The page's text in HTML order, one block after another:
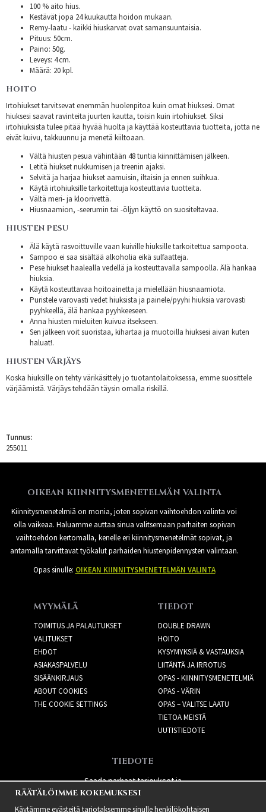
100 % aito hius.
Kestävät jopa 24 kuukautta hoidon mukaan.
Remy-laatu - kaikki hiuskarvat ovat samansuuntaisia.
Pituus: 50cm.
Paino: 50g.
Leveys: 4 cm.
Määrä: 20 kpl.
HOITO
Irtohiukset tarvitsevat enemmän huolenpitoa kuin omat hiuksesi. Omat
hiuksesi saavat ravinteita juurten kautta, toisin kuin irtohiukset. Siksi
irtohiuksista tulee pitää hyvää huolta ja käyttää kosteuttavia tuotteita, jotta ne
eivät kuivu, takkuunnu ja menetä kiiltoaan.
Vältä hiusten pesua vähintään 48 tuntia kiinnittämisen jälkeen.
Letitä hiukset nukkumisen ja treenin ajaksi.
Selvitä ja harjaa hiukset aamuisin, iltaisin ja ennen suihkua.
Käytä irtohiuksille tarkoitettuja kosteuttavia tuotteita.
Vältä meri- ja kloorivettä.
Hiusnaamion, -seerumin tai -öljyn käyttö on suositeltavaa.
HIUSTEN PESU
Älä käytä rasvoittuville vaan kuiville hiuksille tarkoitettua sampoota.
Sampoo ei saa sisältää alkoholia eikä sulfaatteja.
Pese hiukset haalealla vedellä ja kosteuttavalla sampoolla. Älä hankaa
hiuksia.
Käytä kosteuttavaa hoitoainetta ja mielellään hiusnaamiota.
Puristele varovasti vedet hiuksista ja painele/pyyhi hiuksia varovasti
pyyhkeellä, älä hankaa pyyhkeeseen.
Anna hiusten mieluiten kuivua itsekseen.
Sen jälkeen voit suoristaa, kihartaa ja muotoilla hiuksesi aivan kuten
haluat!.
HIUSTEN VÄRJÄYS
Koska hiuksille on tehty värikäsittely jo tuotantolaitoksessa, emme suosittele
värjäämistä. Värjäys tehdään täysin omalla riskillä.
Tunnus:
255011
OIKEAN KIINNITYSMENETELMÄN VALINTA
Kiinnitysmenetelmiä on monia, joten sopivan vaihtoehdon valinta voi
olla vaikeaa. Haluamme auttaa sinua valitsemaan parhaiten sopivan
vaihtoehdon kertomalla, kenelle eri kiinnitysmenetelmät sopivat, ja
antamalla tarvittavat työkalut parhaiden hiustenpidennysten valintaan.
Opas sinulle: OIKEAN KIINNITYSMENETELMÄN VALINTA
MYYMÄLÄ
TOIMITUS JA PALAUTUKSET
VALITUKSET
EHDOT
ASIAKASPALVELU
SISÄÄNKIRJAUS
ABOUT COOKIES
THE COOKIE SETTINGS
TIEDOT
DOUBLE DRAWN
HOITO
KYSYMYKSIÄ & VASTAUKSIA
LIITÄNTÄ JA IRROTUS
OPAS - KIINNITYSMENETELMIÄ
OPAS - VÄRIN
OPAS – VALITSE LAATU
TIETOA MEISTÄ
UUTISTIEDOTE
TIEDOTE
Saada parhaat tarjoukset ja
uusia tuotteita!
RÄÄTÄLÖIMME KOKEMUKSESI
Käytämme evästeitä tarjotaksemme sinulle henkilökohtaisen